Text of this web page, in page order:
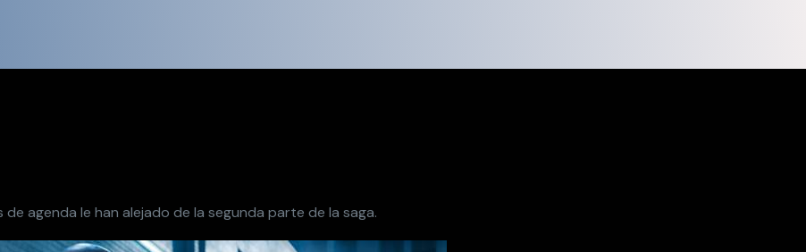
de agenda le han alejado de la segunda parte de la saga.